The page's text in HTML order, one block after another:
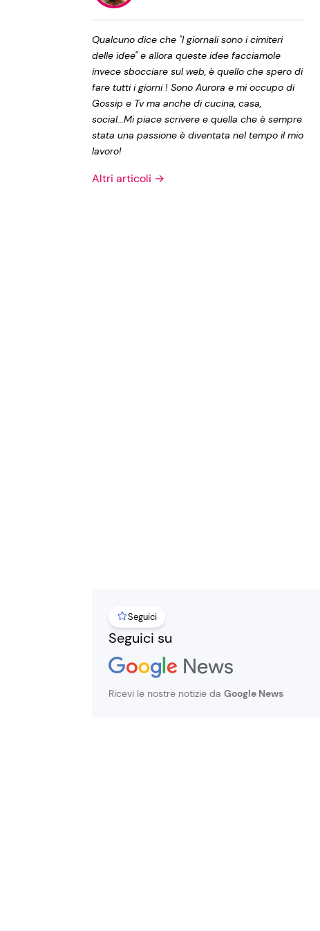
Privacy Policy
Qualcuno dice che "I giornali sono i cimiteri
delle idee" e allora queste idee facciamole
invece sbocciare sul web, è quello che spero di
fare tutti i giorni ! Sono Aurora e mi occupo di
Gossip e Tv ma anche di cucina, casa,
social...Mi piace scrivere e quella che è sempre
stata una passione è diventata nel tempo il mio
lavoro!
Altri articoli →
Seguici
Seguici su
Ricevi le nostre notizie da Google News